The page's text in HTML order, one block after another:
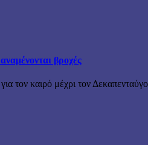
βροχές
καιρό μέχρι τον